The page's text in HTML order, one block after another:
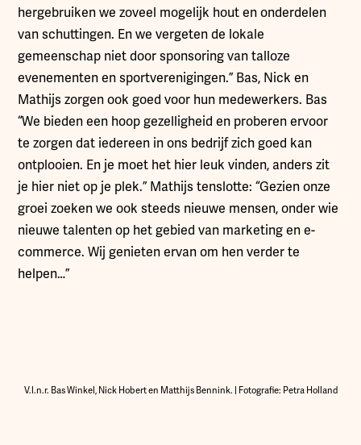
hergebruiken we zoveel mogelijk hout en onderdelen
van schuttingen. En we vergeten de lokale
gemeenschap niet door sponsoring van talloze
evenementen en sportverenigingen.” Bas, Nick en
Mathijs zorgen ook goed voor hun medewerkers. Bas
“We bieden een hoop gezelligheid en proberen ervoor
te zorgen dat iedereen in ons bedrijf zich goed kan
ontplooien. En je moet het hier leuk vinden, anders zit
je hier niet op je plek.” Mathijs tenslotte: “Gezien onze
groei zoeken we ook steeds nieuwe mensen, onder wie
nieuwe talenten op het gebied van marketing en e-
commerce. Wij genieten ervan om hen verder te
helpen…”
V.l.n.r. Bas Winkel, Nick Hobert en Matthijs Bennink. | Fotografie: Petra Holland